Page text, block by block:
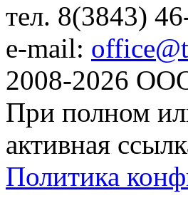
тел. 8(3843)
e-mail:
2008-2026
При полном
активная
Политика